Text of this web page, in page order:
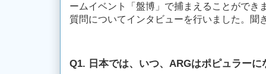
ームイベント「盤博」で捕まえることができ
質問についてインタビューを行いました。聞
Q1. 日本では、いつ、ARGはポピュラーに